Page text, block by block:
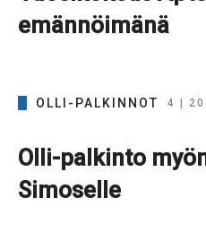
emännöimänä
OLLI-PALKINNOT 4 |
Olli-palkinto
Simoselle